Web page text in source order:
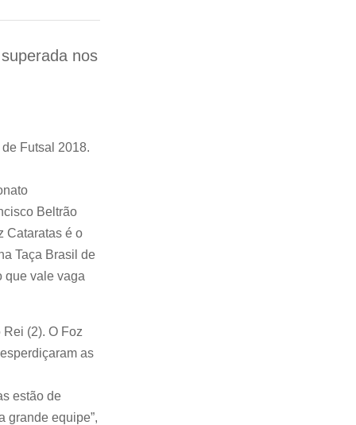
nos
Futsal 2018.
Beltrão
Cataratas é o
Taça Brasil de
que vale vaga
(2). O Foz
as
estão de
grande equipe”,